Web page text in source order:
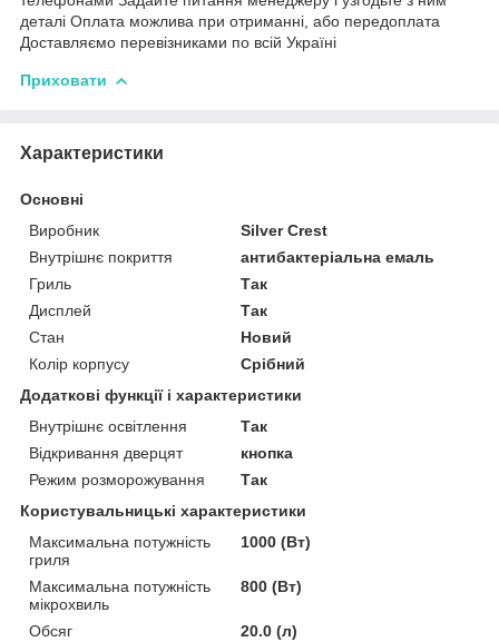
деталі Оплата можлива при отриманні, або передоплата
Доставляємо перевізниками по всій Україні
Приховати
Характеристики
Основні
Виробник
Silver Crest
Внутрішнє покриття
антибактеріальна емаль
Гриль
Так
Дисплей
Так
Стан
Новий
Колір корпусу
Срібний
Додаткові функції і характеристики
Внутрішнє освітлення
Так
Відкривання дверцят
кнопка
Режим розморожування
Так
Користувальницькі характеристики
Максимальна потужність
гриля
1000 (Вт)
Максимальна потужність
мікрохвиль
800 (Вт)
Обсяг 20.0 (л)